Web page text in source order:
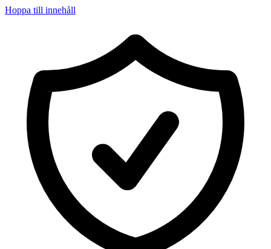
Hoppa till innehåll